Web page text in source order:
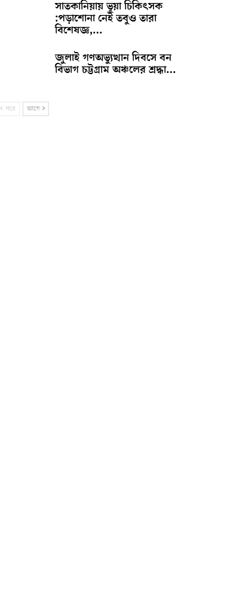
সাতকানিয়ায় ভূয়া চিকিৎসক
:পড়াশোনা নেই তবুও তারা
বিশেষজ্ঞ,…
জুলাই গণঅভ্যুত্থান দিবসে বন
বিভাগ চট্টগ্রাম অঞ্চলের শ্রদ্ধা…
পরে আগে